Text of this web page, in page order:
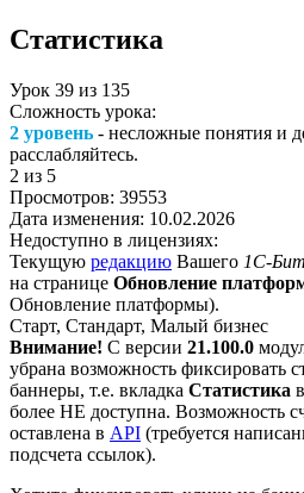
Статистика
Урок 39 из 135
Сложность урока:
2 уровень - несложные понятия и
расслабляйтесь.
2 из 5
Просмотров: 39553
Дата изменения: 10.02.2026
Недоступно в лицензиях:
Текущую редакцию Вашего 1С-
на странице Обновление
Обновление платформы).
Старт, Стандарт, Малый бизнес
Внимание! С версии 21.100.0
убрана возможность фиксировать
баннеры, т.е. вкладка Статистика
более НЕ доступна. Возможность
оставлена в API (требуется
подсчета ссылок).